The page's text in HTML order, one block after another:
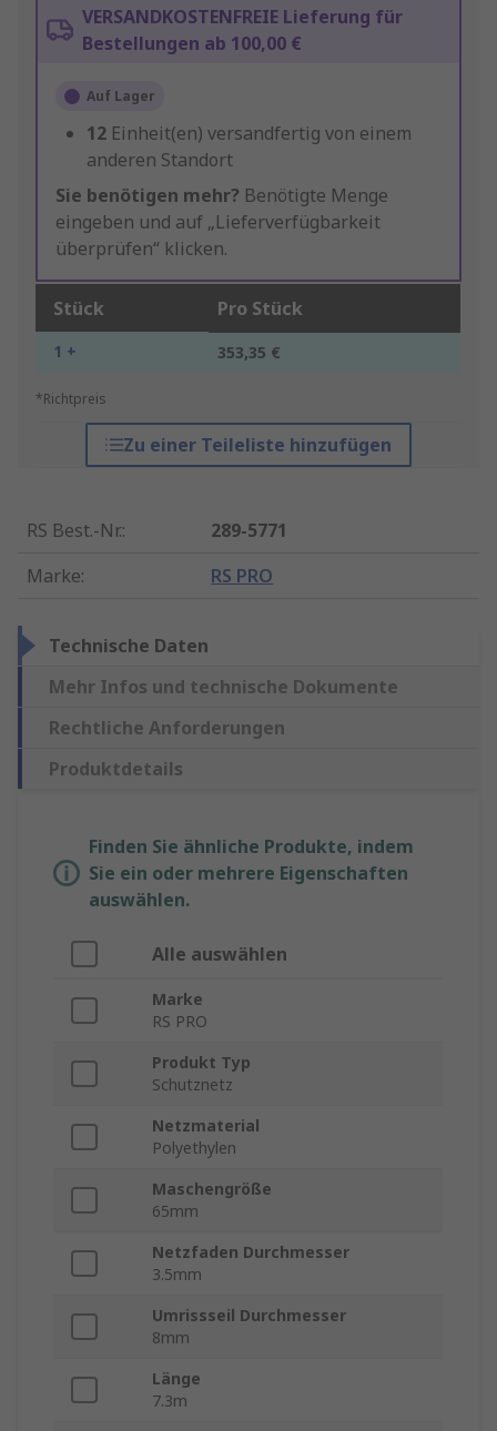
VERSANDKOSTENFREIE Lieferung für
Bestellungen ab 100,00 €
Auf Lager
12 Einheit(en) versandfertig von einem
anderen Standort
Sie benötigen mehr? Benötigte Menge
eingeben und auf „Lieferverfügbarkeit
überprüfen“ klicken.
Stück Pro Stück
1 + 353,35 €
*Richtpreis
Zu einer Teileliste hinzufügen
RS Best.-Nr.:
289-5771
Marke: RS PRO
Technische Daten
Mehr Infos und technische Dokumente
Rechtliche Anforderungen
Produktdetails
Finden Sie ähnliche Produkte, indem
Sie ein oder mehrere Eigenschaften
auswählen.
Alle auswählen
Marke
RS PRO
Produkt Typ
Schutznetz
Netzmaterial
Polyethylen
Maschengröße
65mm
Netzfaden Durchmesser
3.5mm
Umrissseil Durchmesser
8mm
Länge
7.3m